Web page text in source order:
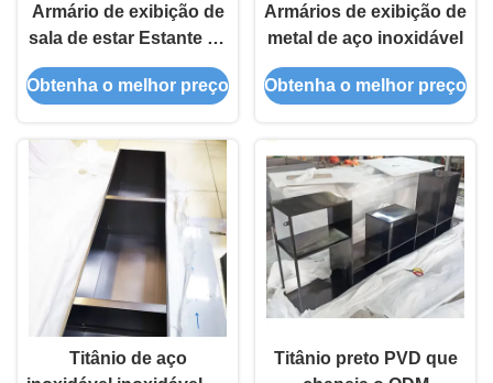
Armário de exibição de
sala de estar Estante de
livros
Obtenha o melhor preço
Armários de exibição de
metal de aço inoxidável
Obtenha o melhor preço
Titânio de aço
Titânio preto PVD que